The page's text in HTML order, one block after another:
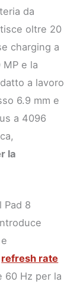
da
oltre 20
charging a
e la
a lavoro
6.9 mm e
a 4096
la
Pad 8
refresh rate
60 Hz per la